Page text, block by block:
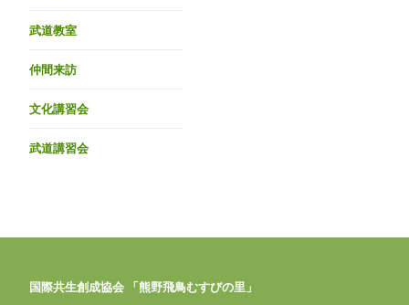
武道教室
仲間来訪
文化講習会
武道講習会
国際共生創成協会 「熊野飛鳥むすびの里」